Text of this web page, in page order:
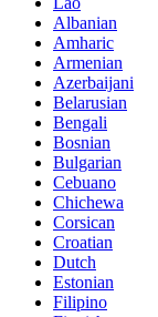
Albanian
Amharic
Armenian
Azerbaijani
Belarusian
Bengali
Bosnian
Bulgarian
Cebuano
Chichewa
Corsican
Croatian
Dutch
Estonian
Filipino